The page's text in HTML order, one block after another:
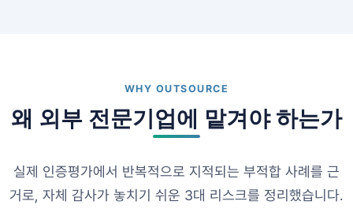
WHY OUTSOURCE
왜 외부 전문기업에 맡겨야 하는가
실제 인증평가에서 반복적으로 지적되는 부적합 사례를 근
거로, 자체 감사가 놓치기 쉬운 3대 리스크를 정리했습니다.